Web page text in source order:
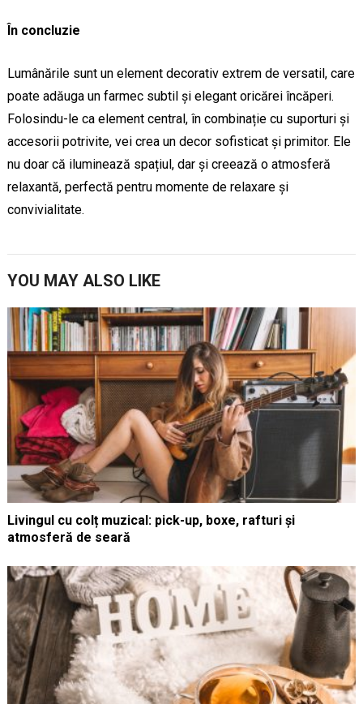
În concluzie
Lumânările sunt un element decorativ extrem de versatil, care
poate adăuga un farmec subtil și elegant oricărei încăperi.
Folosindu-le ca element central, în combinație cu suporturi și
accesorii potrivite, vei crea un decor sofisticat și primitor. Ele
nu doar că iluminează spațiul, dar și creează o atmosferă
relaxantă, perfectă pentru momente de relaxare și
convivialitate.
YOU MAY ALSO LIKE
Livingul cu colț muzical: pick-up, boxe, rafturi și
atmosferă de seară